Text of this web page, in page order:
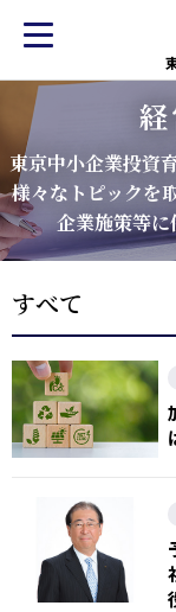
東京中小企業投資
様々なトピックを
企業施策等
すべて